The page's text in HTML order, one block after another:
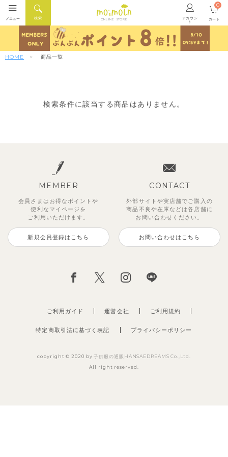
ONLINE STORE アカウン
ト
検索
メニュー カート
0
HOME 商品一覧
検索条件に該当する商品はありません。
MEMBER
会員さまはお得なポイントや
便利な マイページを
ご利用いただけます。
新規会員登録はこちら
CONTACT
外部サイトや実店舗でご購入の
商品不良や在庫などは各店舗に
お問い合わせください。
お問い合わせはこちら
ご利用ガイド 運営会社
特定商取引法に基づく表記 プライバシーポリシー
ご利用規約
copyright © 2020 by子供服の通販HANSAEDREAMS Co.,Ltd.
All right reserved.